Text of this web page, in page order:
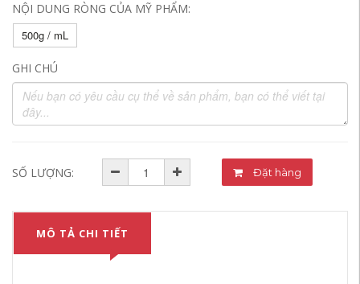
NỘI DUNG RÒNG CỦA MỸ PHẨM:
500g / mL
GHI CHÚ
SỐ LƯỢNG: Đặt hàng
MÔ TẢ CHI TIẾT